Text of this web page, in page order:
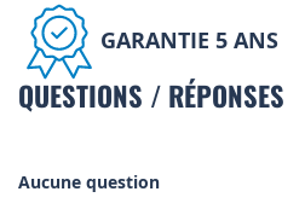
GARANTIE 5 ANS
QUESTIONS / RÉPONSES
Aucune question